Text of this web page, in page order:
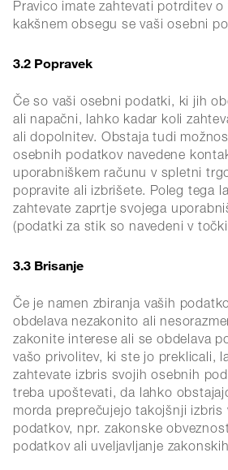
Pravico imate zahtevati potrditev o
kakšnem obsegu se vaši osebni
3.2 Popravek
Če so vaši osebni podatki, ki jih
ali napačni, lahko kadar koli
ali dopolnitev. Obstaja tudi
osebnih podatkov navedene
uporabniškem računu v spletni
popravite ali izbrišete. Poleg tega
zahtevate zaprtje svojega
(podatki za stik so navedeni v
3.3 Brisanje
Če je namen zbiranja vaših
obdelava nezakonito ali
zakonite interese ali se obdelava
vašo privolitev, ki ste jo preklicali,
zahtevate izbris svojih osebnih
treba upoštevati, da lahko
morda preprečujejo takojšnji izbris
podatkov, npr. zakonske
podatkov ali uveljavljanje